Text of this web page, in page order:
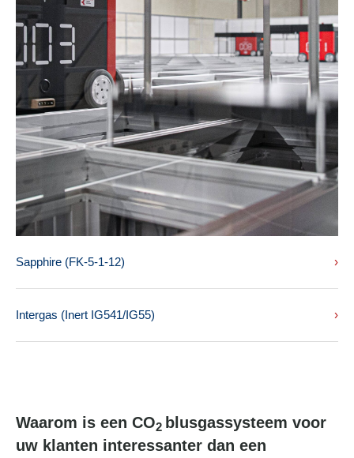
Sapphire (FK-5-1-12) ›
Intergas (Inert IG541/IG55) ›
Waarom is een CO2 blusgassysteem voor
uw klanten interessanter dan een